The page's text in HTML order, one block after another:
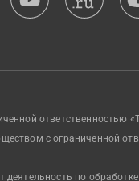
ответственностью
с ограниченной
деятельность по